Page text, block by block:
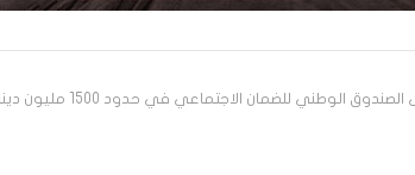
للضمان الاجتماعي في حدود 1500 مليون دينار”